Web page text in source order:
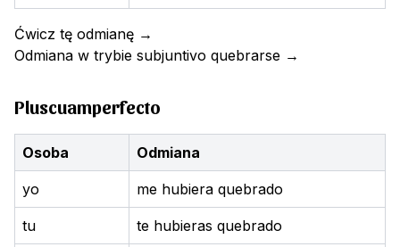
Ćwicz tę odmianę →
Odmiana w trybie subjuntivo quebrarse →
Pluscuamperfecto
Osoba Odmiana
yo me hubiera quebrado
tu te hubieras quebrado